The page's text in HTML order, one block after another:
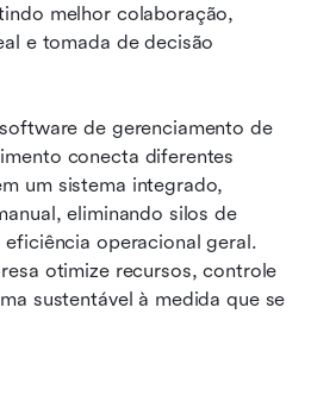
melhor colaboração,
e tomada de decisão
de gerenciamento de
conecta diferentes
um sistema integrado,
eliminando silos de
operacional geral.
otimize recursos, controle
sustentável à medida que se